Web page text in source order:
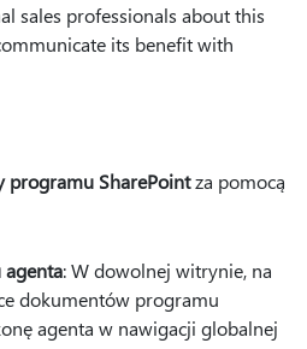
sales professionals about this
its benefit with
programu SharePointza pomocą
: W dowolnej witrynie, na
dokumentów programu
agenta w nawigacji globalnej